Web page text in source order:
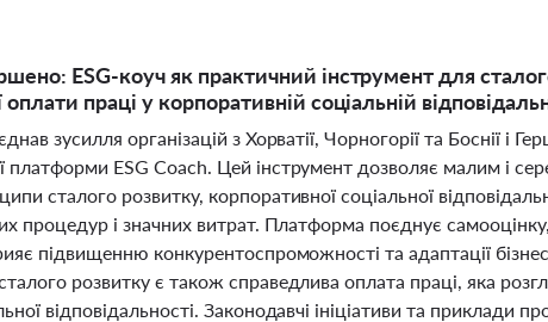
ESG-коуч як практичний інструмент для
праці у корпоративній соціальній
зусилля організацій з Хорватії, Чорногорії та Боснії і
платформи ESG Coach. Цей інструмент дозволяє малим і
сталого розвитку, корпоративної соціальної
процедур і значних витрат. Платформа поєднує
підвищенню конкурентоспроможності та адаптації
розвитку є також справедлива оплата праці, яка
відповідальності. Законодавчі ініціативи та приклади